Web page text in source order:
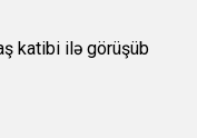
katibi ilə görüşüb